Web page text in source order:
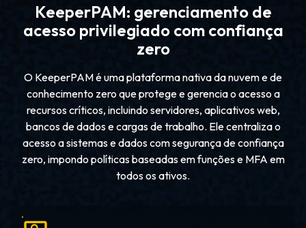
KeeperPAM: gerenciamento de
acesso privilegiado com confiança
zero
O KeeperPAM é uma plataforma nativa da nuvem e de
conhecimento zero que protege e gerencia o acesso a
recursos críticos, incluindo servidores, aplicativos web,
bancos de dados e cargas de trabalho. Ele centraliza o
acesso a sistemas e dados com segurança de confiança
zero, impondo políticas baseadas em funções e MFA em
todos os ativos.